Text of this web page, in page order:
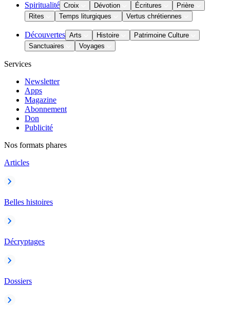
Spiritualité Croix Dévotion Écritures
Prière
Rites
Temps liturgiques Vertus chrétiennes
Découvertes Arts Histoire
Patrimoine Culture
Sanctuaires
Voyages
Services
Newsletter
Apps
Magazine
Abonnement
Don
Publicité
Nos formats phares
Articles
Belles histoires
Décryptages
Dossiers